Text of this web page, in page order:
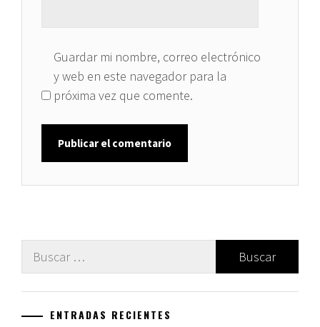
Guardar mi nombre, correo electrónico
y web en este navegador para la
próxima vez que comente.
Buscar:
ENTRADAS RECIENTES